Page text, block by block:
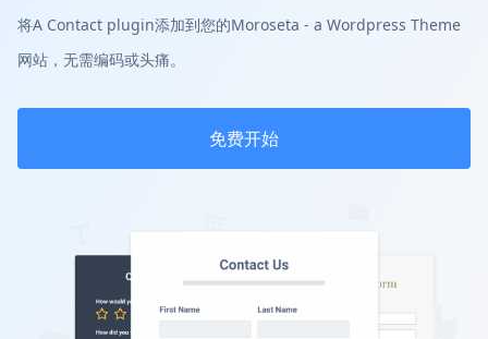
将A Contact plugin添加到您的Moroseta - a Wordpress Theme
网站，无需编码或头痛。
免费开始